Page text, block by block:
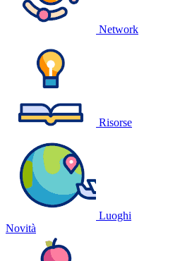
Network
Risorse
Luoghi
Novità